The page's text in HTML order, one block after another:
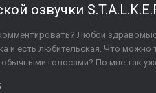
озвучки
Любой
и есть любительская. Что
голосами? По мне так